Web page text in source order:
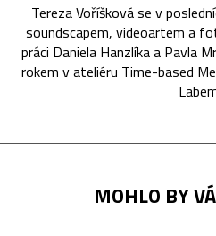
Tereza Voříšková se v
soundscapem, videoartem a
práci Daniela Hanzlíka a Pavla
rokem v ateliéru Time-based
MOHLO BY